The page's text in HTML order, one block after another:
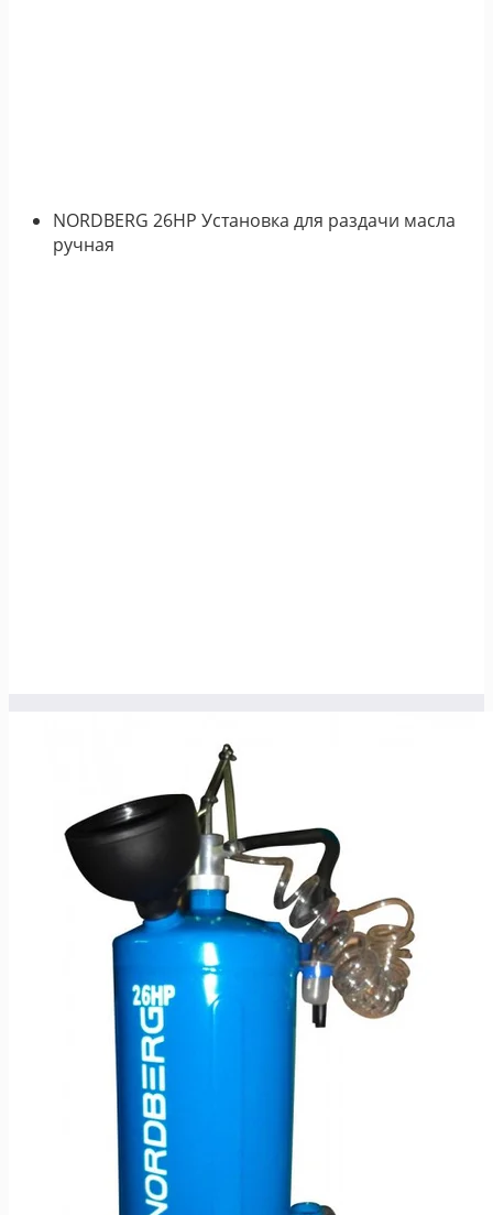
NORDBERG 26HP Установка для раздачи масла
ручная